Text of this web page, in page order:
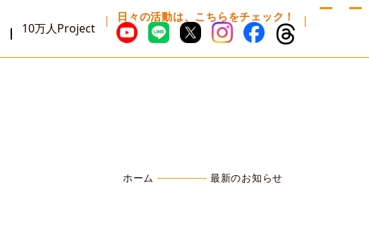
10万人Project
日々の活動は、こちらをチェック！
ホーム 最新のお知らせ